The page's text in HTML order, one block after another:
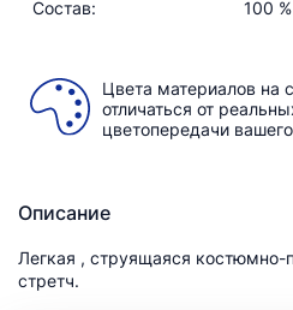
Состав: 100
Цвета материалов на
отличаться от
цветопередачи
Описание
Легкая , струящаяся костюмно-
стретч.